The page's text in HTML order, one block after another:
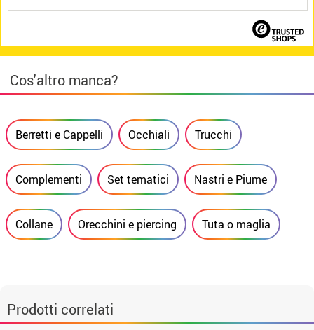
Cos'altro manca?
Berretti e Cappelli Occhiali Trucchi
Complementi Set tematici Nastri e Piume
Collane Orecchini e piercing Tuta o maglia
Prodotti correlati